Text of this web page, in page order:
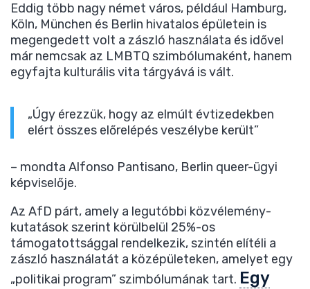
Eddig több nagy német város, például Hamburg,
Köln, München és Berlin hivatalos épületein is
megengedett volt a zászló használata és idővel
már nemcsak az LMBTQ szimbólumaként, hanem
egyfajta kulturális vita tárgyává is vált.
„Úgy érezzük, hogy az elmúlt évtizedekben
elért összes előrelépés veszélybe került”
– mondta Alfonso Pantisano, Berlin queer-ügyi
képviselője.
Az AfD párt, amely a legutóbbi közvélemény-
kutatások szerint körülbelül 25%-os
támogatottsággal rendelkezik, szintén elítéli a
zászló használatát a középületeken, amelyet egy
„politikai program” szimbólumának tart. Egy